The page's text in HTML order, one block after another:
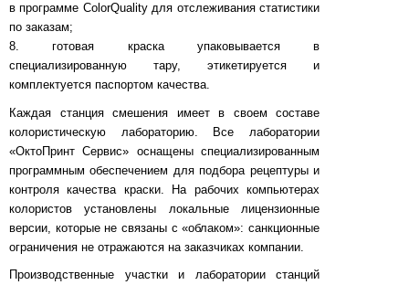
в программе ColorQuality для отслеживания статистики
по заказам;
8. готовая краска упаковывается в
специализированную тару, этикетируется и
комплектуется паспортом качества.
Каждая станция смешения имеет в своем составе
колористическую лабораторию. Все лаборатории
«ОктоПринт Сервис» оснащены специализированным
программным обеспечением для подбора рецептуры и
контроля качества краски. На рабочих компьютерах
колористов установлены локальные лицензионные
версии, которые не связаны с «облаком»: санкционные
ограничения не отражаются на заказчиках компании.
Производственные участки и лаборатории станций